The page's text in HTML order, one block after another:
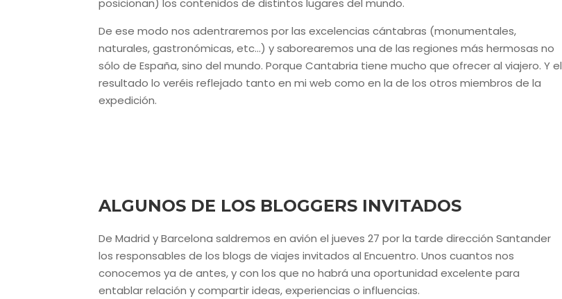
posicionan) los contenidos de distintos lugares del mundo.
De ese modo nos adentraremos por las excelencias cántabras (monumentales,
naturales, gastronómicas, etc…) y saborearemos una de las regiones más hermosas no
sólo de España, sino del mundo. Porque Cantabria tiene mucho que ofrecer al viajero. Y el
resultado lo veréis reflejado tanto en mi web como en la de los otros miembros de la
expedición.
ALGUNOS DE LOS BLOGGERS INVITADOS
De Madrid y Barcelona saldremos en avión el jueves 27 por la tarde dirección Santander
los responsables de los blogs de viajes invitados al Encuentro. Unos cuantos nos
conocemos ya de antes, y con los que no habrá una oportunidad excelente para
entablar relación y compartir ideas, experiencias o influencias.